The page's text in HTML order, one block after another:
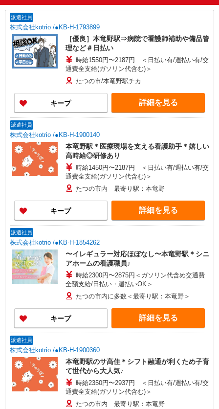
派遣社員
株式会社kotrio /●KB-H-1793899
［優良］本竜野駅⇒病院で看護師補助や備品管
理など＃日払い
時給1550円〜2187円 ＜日払い有/週払い有/交
通費全支給(ガソリン代含む)＞
たつの市/本竜野駅チカ
キープ 詳細を見る
派遣社員
株式会社kotrio /●KB-H-1900140
本竜野駅＊医療現場を支える看護助手＊嬉しい
高時給◎研修あり
時給1450円〜2187円 ＜日払い有/週払い有/交
通費全支給(ガソリン代含む)＞
たつの市内 最寄り駅：本竜野
キープ 詳細を見る
派遣社員
株式会社kotrio /●KB-H-1854262
〜イレギュラー対応ほぼなし〜本竜野駅＊シニ
アホームの看護職員♪
時給2300円〜2875円＜ガソリン代含め交通費
全額支給/日払い・週払いOK＞
たつの市内に多数＜最寄り駅：本竜野＞
キープ 詳細を見る
派遣社員
株式会社kotrio /●KB-H-1900360
本竜野駅のサ高住＊シフト融通が利くため子育
て世代から大人気♪
時給2350円〜2937円 ＜日払い有/週払い有/交
通費全支給(ガソリン代含む)＞
たつの市内 最寄り駅：本竜野